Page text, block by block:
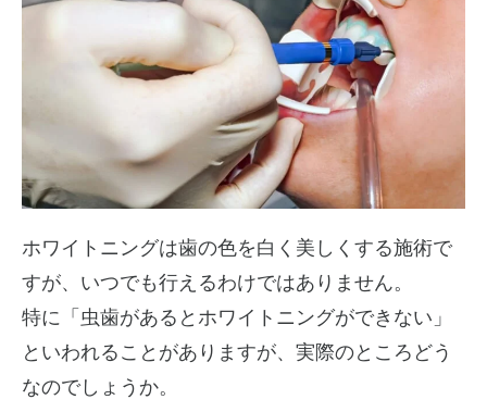
ホワイトニングは歯の色を白く美しくする施術で
すが、いつでも行えるわけではありません。
特に「虫歯があるとホワイトニングができない」
といわれることがありますが、実際のところどう
なのでしょうか。